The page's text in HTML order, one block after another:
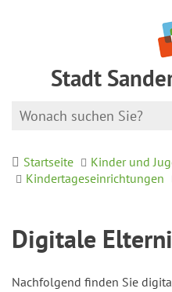
Stadt
Startseite
Kinder und
Kindertageseinrichtungen
Digitale
Nachfolgend finden Sie